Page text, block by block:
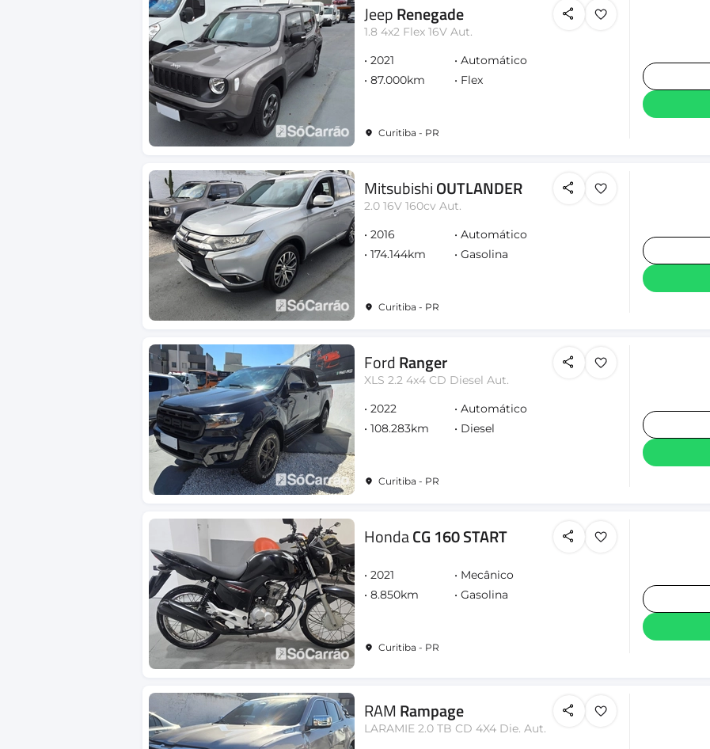
JeepRenegade
1.8 4x2 Flex 16V Aut.
2021
Automático
87.000km
Flex
Curitiba - PR
MitsubishiOUTLANDER
2.0 16V 160cv Aut.
2016
Automático
174.144km
Gasolina
Curitiba - PR
FordRanger
XLS 2.2 4x4 CD Diesel Aut.
2022
Automático
108.283km
Diesel
Curitiba - PR
HondaCG 160 START
2021
Mecânico
8.850km
Gasolina
Curitiba - PR
RAM Rampage
LARAMIE 2.0 TB CD 4X4 Die. Aut.